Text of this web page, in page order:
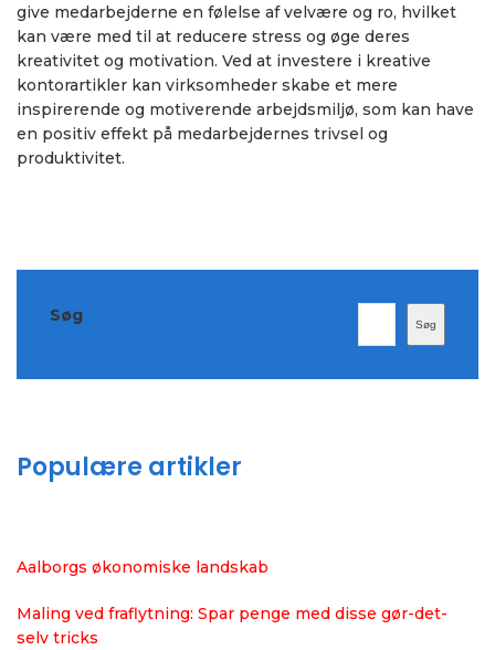
give medarbejderne en følelse af velvære og ro, hvilket
kan være med til at reducere stress og øge deres
kreativitet og motivation. Ved at investere i kreative
kontorartikler kan virksomheder skabe et mere
inspirerende og motiverende arbejdsmiljø, som kan have
en positiv effekt på medarbejdernes trivsel og
produktivitet.
Søg Søg
Populære artikler
Aalborgs økonomiske landskab
Maling ved fraflytning: Spar penge med disse gør-det-
selv tricks